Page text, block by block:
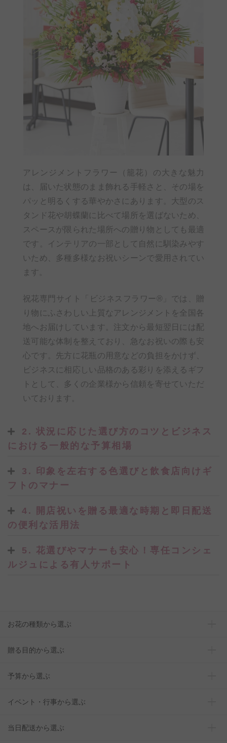
アレンジメントフラワー（籠花）の大きな魅力
は、届いた状態のまま飾れる手軽さと、その場を
パッと明るくする華やかさにあります。大型のス
タンド花や胡蝶蘭に比べて場所を選ばないため、
スペースが限られた場所への贈り物としても最適
です。インテリアの一部として自然に馴染みやす
いため、多種多様なお祝いシーンで愛用されてい
ます。
祝花専門サイト「ビジネスフラワー®」では、贈
り物にふさわしい上質なアレンジメントを全国各
地へお届けしています。注文から最短翌日には配
送可能な体制を整えており、急なお祝いの際も安
心です。先方に花瓶の用意などの負担をかけず、
ビジネスに相応しい品格のある彩りを添えるギフ
トとして、多くの企業様から信頼を寄せていただ
いております。
2. 状況に応じた選び方のコツとビジネス
における一般的な予算相場
3. 印象を左右する色選びと飲食店向けギ
フトのマナー
4. 開店祝いを贈る最適な時期と即日配送
の便利な活用法
5. 花選びやマナーも安心！専任コンシェ
ルジュによる有人サポート
お花の種類から選ぶ
贈る目的から選ぶ
予算から選ぶ
イベント・行事から選ぶ
当日配送から選ぶ